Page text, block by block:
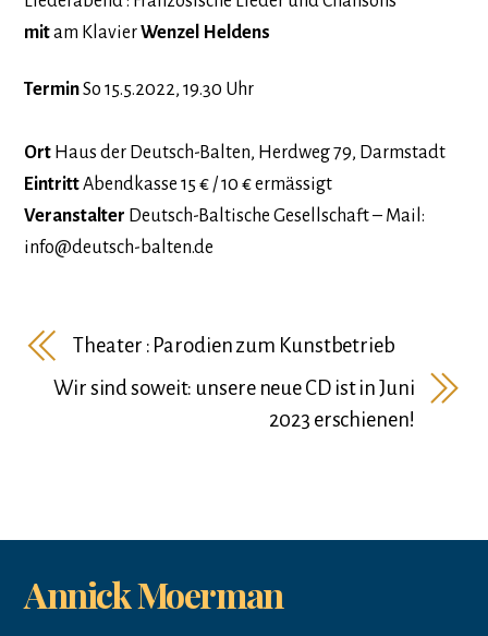
mitam KlavierWenzel Heldens
TerminSo 15.5.2022, 19.30 Uhr
Ort Haus der Deutsch-Balten, Herdweg 79, Darmstadt
EintrittAbendkasse 15 € / 10 € ermässigt
Veranstalter Deutsch-Baltische Gesellschaft – Mail:
info@deutsch-balten.de
Theater : Parodien zum Kunstbetrieb
Wir sind soweit: unsere neue CD ist in Juni
2023 erschienen!
Annick Moerman